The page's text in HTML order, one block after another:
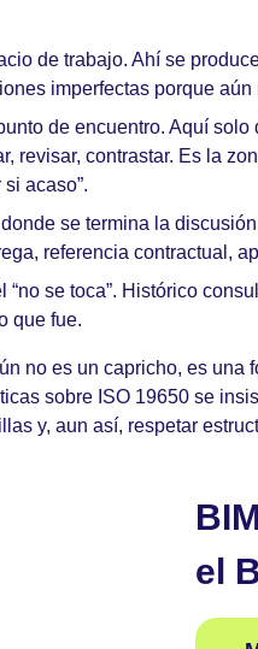
de trabajo. Ahí se
imperfectas porque
de encuentro. Aquí
revisar, contrastar. Es la
acaso”.
se termina la
referencia contractual,
“no se toca”. Histórico
que fue.
no es un capricho, es una
sobre ISO 19650 se
y, aun así, respetar
el